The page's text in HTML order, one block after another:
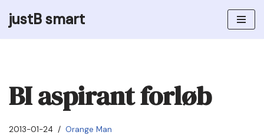
justB smart
BI aspirant forløb
2013-01-24 Orange Man